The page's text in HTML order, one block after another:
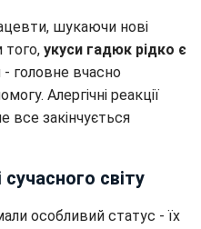
шукаючи нові
того, укуси гадюк рідко є
- головне вчасно
Алергічні реакції
все закінчується
сучасного світу
особливий статус - їх